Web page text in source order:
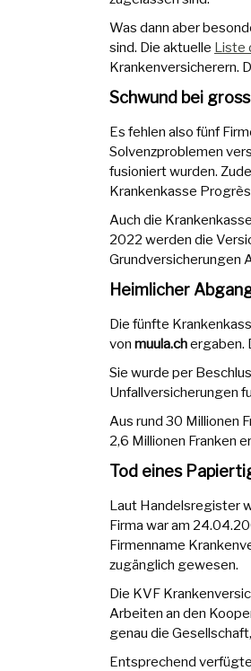
Was dann aber
sind. Die aktuelle Liste
Krankenversicherern.
Schwund bei
Es fehlen also fünf
Solvenzproblemen
fusioniert wurden.
Krankenkasse
Auch die
2022 werden die
Grundversicherungen
Heimlicher
Die fünfte
von muula.chergaben.
Sie wurde per
Unfallversicherungen
Aus rund 30 Millionen
2,6 Millionen Franken
Tod eines
Laut Handelsregister
Firma war am
Firmenname
zugänglich gewesen.
Die KVF
Arbeiten an den
genau die
Entsprechend